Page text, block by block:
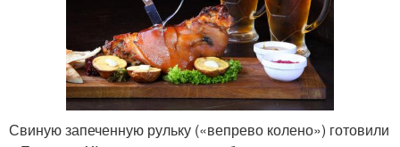
Свиную запеченную рульку («вепрево колено») готовили